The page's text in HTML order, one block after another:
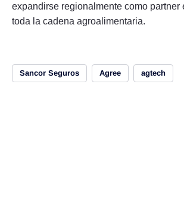
expandirse regionalmente como partner
toda la cadena agroalimentaria.
Sancor Seguros Agree agtech